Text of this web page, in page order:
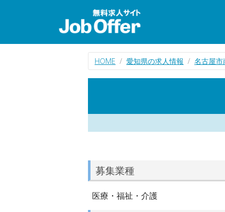
HOME 愛知県の求人情報 名古屋市
募集業種
医療・福祉・介護